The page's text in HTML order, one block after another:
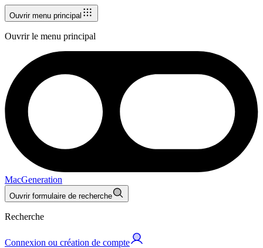
Ouvrir menu principal
Ouvrir le menu principal
MacGeneration
Ouvrir formulaire de recherche
Recherche
Connexion ou création de compte